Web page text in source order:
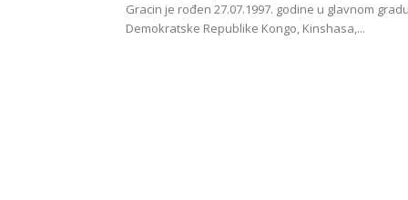
Gracin je rođen 27.07.1997. godine u glavnom
Demokratske Republike Kongo, Kinshasa,...